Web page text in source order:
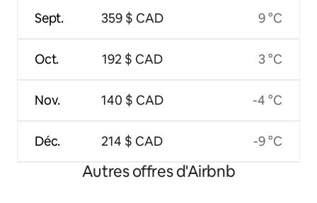
Sept.
Oct.
Nov.
Déc.
359 $ CAD
192 $ CAD
140 $ CAD
214 $ CAD
9 °C
3 °C
-4 °C
-9 °C
Autres offres d'Airbnb